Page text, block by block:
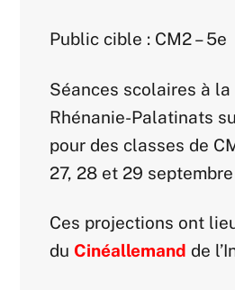
Public cible : CM2 – 5e
Séances scolaires à la
Rhénanie-Palatinats
pour des classes de
27, 28 et 29
Ces projections ont
du Cinéallemand de